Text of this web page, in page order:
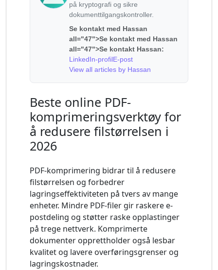
på kryptografi og sikre
dokumenttilgangskontroller.
Se kontakt med Hassan
all="47">Se kontakt med Hassan
all="47">Se kontakt Hassan:
LinkedIn-profilE-post
View all articles by Hassan
Beste online PDF-
komprimeringsverktøy for
å redusere filstørrelsen i
2026
PDF-komprimering bidrar til å redusere
filstørrelsen og forbedrer
lagringseffektiviteten på tvers av mange
enheter. Mindre PDF-filer gir raskere e-
postdeling og støtter raske opplastinger
på trege nettverk. Komprimerte
dokumenter opprettholder også lesbar
kvalitet og lavere overføringsgrenser og
lagringskostnader.